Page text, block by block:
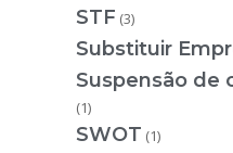
STF (3)
Substituir
Suspensão de
(1)
SWOT (1)